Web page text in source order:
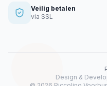
Veilig betalen
via SSL
Design &